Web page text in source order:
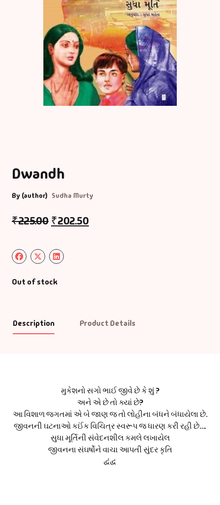
Dwandh
By (author) Sudha Murty
₹225.00 ₹202.50
Out of stock
Description Product Details
મુકેશનો સગો ભાઈ જીવે છે કે શું ?
અને એ છે તો ક્યાં છે?
આ વિશાળ જગતમાં એ બે જાણ જ તો લોહીના બંધને બંધાયેલા છે.
જીવનની ઘટનાઓ કઈંક વિચિત્ર સ્વરૂપ જ ધારણ કરી રહી છે….
સુધા મૂર્તિની સંવેદનશીલ કમલે લખાયેલ
જીવનના સંઘર્ષોને વાચા આપતી સુંદર કૃતિ
દ્વંદ્વ